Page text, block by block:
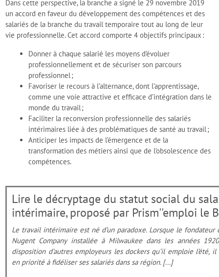
Dans cette perspective, la branche a signé le 29 novembre 2019
un accord en faveur du développement des compétences et des
salariés de la branche du travail temporaire tout au long de leur
vie professionnelle. Cet accord comporte 4 objectifs principaux :
Donner à chaque salarié les moyens d’évoluer
professionnellement et de sécuriser son parcours
professionnel ;
Favoriser le recours à l’alternance, dont l’apprentissage,
comme une voie attractive et efficace d’intégration dans le
monde du travail ;
Faciliter la reconversion professionnelle des salariés
intérimaires liée à des problématiques de santé au travail ;
Anticiper les impacts de l’émergence et de la
transformation des métiers ainsi que de l’obsolescence des
compétences.
Lire le décryptage du statut social du
intérimaire, proposé par Prism''emploi le
Le travail intérimaire est né d’un paradoxe. Lorsque le fondateur
Nugent Company installée à Milwaukee dans les années
disposition d’autres employeurs les dockers qu’il emploie l’été, il
en priorité à fidéliser ses salariés dans sa région. [...]